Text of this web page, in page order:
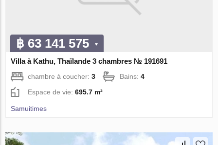
฿ 63 141 575
Villa à Kathu, Thaïlande 3 chambres № 191691
chambre à coucher:3 Bains:4
Espace de vie:695.7 m²
Samuitimes